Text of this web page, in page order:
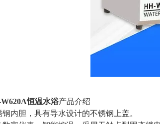
恒温水浴产品介绍
钢内胆，具有导水设计的不锈钢上盖。